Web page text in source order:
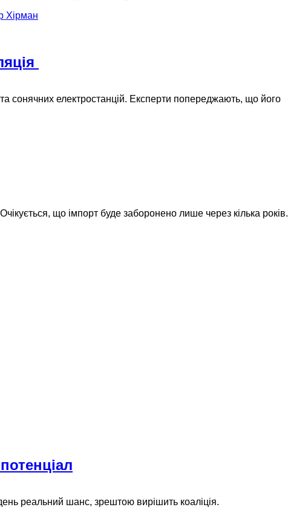
Хірман
сонячних електростанцій. Експерти попереджають, що його
що імпорт буде заборонено лише через кілька років.
реальний шанс, зрештою вирішить коаліція.